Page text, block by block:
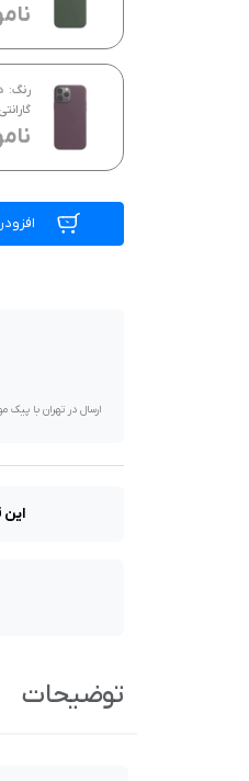
صدا و
قیمت
محصولات
تماس
خواندنی ها
رنگ:
این قاب مناسب برای
توضیحات